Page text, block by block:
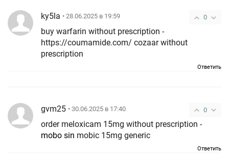
0
ky5la • 28.06.2025 в 19:59
buy warfarin without prescription -
https://coumamide.com/ cozaar without
prescription
Ответить
0
gvm25 • 30.06.2025 в 17:40
order meloxicam 15mg without prescription -
mobo sin mobic 15mg generic
Ответить